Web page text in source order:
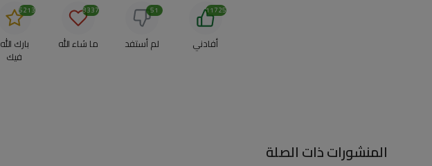
أفادني
11725
لم أستفد
51
ما شاء الله
8337
بارك الله
فيك
5213
المنشورات ذات الصلة